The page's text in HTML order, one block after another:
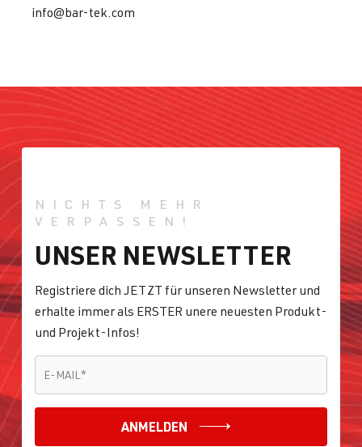
info@bar-tek.com
NICHTS MEHR
VERPASSEN!
UNSER NEWSLETTER
Registriere dich JETZT für unseren Newsletter und
erhalte immer als ERSTER unere neuesten Produkt-
und Projekt-Infos!
E-MAIL *
ANMELDEN